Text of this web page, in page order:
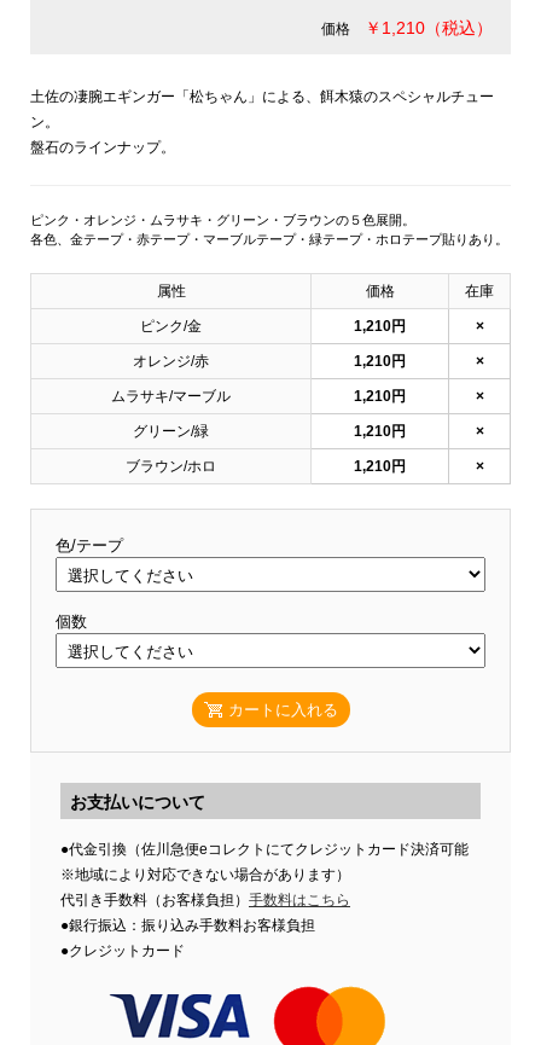
価格 ￥1,210（税込）
土佐の凄腕エギンガー「松ちゃん」による、餌木猿のスペシャルチュー
ン。
盤石のラインナップ。
ピンク・オレンジ・ムラサキ・グリーン・ブラウンの５色展開。
各色、金テープ・赤テープ・マーブルテープ・緑テープ・ホロテープ貼りあり。
属性 価格 在庫
ピンク/金 1,210円 ×
オレンジ/赤 1,210円 ×
ムラサキ/マーブル 1,210円 ×
グリーン/緑 1,210円 ×
ブラウン/ホロ 1,210円 ×
色/テープ
個数
カートに入れる
お支払いについて
●代金引換（佐川急便eコレクトにてクレジットカード決済可能
※地域により対応できない場合があります）
代引き手数料（お客様負担） 手数料はこちら
●銀行振込：振り込み手数料お客様負担
●クレジットカード